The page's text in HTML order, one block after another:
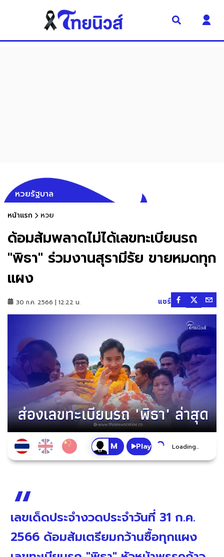
หวยรัฐบาล
หน้าแรก หวย
ด้อมส้มพลาดไม่ได้เลขทะเบียนรถ
"พิธา" ร่วมงานสุรามีรัย ขายหมดทุก
แผง
30 ก.ค. 2566 | 12:22 น. แชร์
Play Loading...
เลขเด็ดประจำงวดประจำวันที่ 31 ก.ค.
2566 ด้อมส้มเตรียมกว้านซื้อทุกแผง